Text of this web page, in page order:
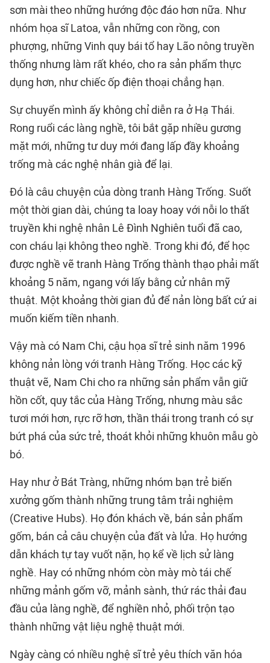
sơn mài theo những hướng độc đáo hơn nữa. Như
nhóm họa sĩ Latoa, vẫn những con rồng, con
phượng, những Vinh quy bái tổ hay Lão nông truyền
thống nhưng làm rất khéo, cho ra sản phẩm thực
dụng hơn, như chiếc ốp điện thoại chẳng hạn.
Sự chuyển mình ấy không chỉ diễn ra ở Hạ Thái.
Rong ruổi các làng nghề, tôi bắt gặp nhiều gương
mặt mới, những tư duy mới đang lấp đầy khoảng
trống mà các nghệ nhân già để lại.
Đó là câu chuyện của dòng tranh Hàng Trống. Suốt
một thời gian dài, chúng ta loay hoay với nỗi lo thất
truyền khi nghệ nhân Lê Đình Nghiên tuổi đã cao,
con cháu lại không theo nghề. Trong khi đó, để học
được nghề vẽ tranh Hàng Trống thành thạo phải mất
khoảng 5 năm, ngang với lấy bằng cử nhân mỹ
thuật. Một khoảng thời gian đủ để nản lòng bất cứ ai
muốn kiếm tiền nhanh.
Vậy mà có Nam Chi, cậu họa sĩ trẻ sinh năm 1996
không nản lòng với tranh Hàng Trống. Học các kỹ
thuật vẽ, Nam Chi cho ra những sản phẩm vẫn giữ
hồn cốt, quy tắc của Hàng Trống, nhưng màu sắc
tươi mới hơn, rực rỡ hơn, thần thái trong tranh có sự
bứt phá của sức trẻ, thoát khỏi những khuôn mẫu gò
bó.
Hay như ở Bát Tràng, những nhóm bạn trẻ biến
xưởng gốm thành những trung tâm trải nghiệm
(Creative Hubs). Họ đón khách về, bán sản phẩm
gốm, bán cả câu chuyện của đất và lửa. Họ hướng
dẫn khách tự tay vuốt nặn, họ kể về lịch sử làng
nghề. Hay có những nhóm còn mày mò tái chế
những mảnh gốm vỡ, mảnh sành, thứ rác thải đau
đầu của làng nghề, để nghiền nhỏ, phối trộn tạo
thành những vật liệu nghệ thuật mới.
Ngày càng có nhiều nghệ sĩ trẻ yêu thích văn hóa